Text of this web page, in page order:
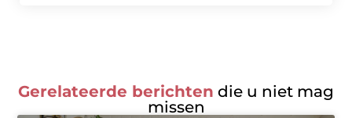
Gerelateerde berichten die u niet mag
missen